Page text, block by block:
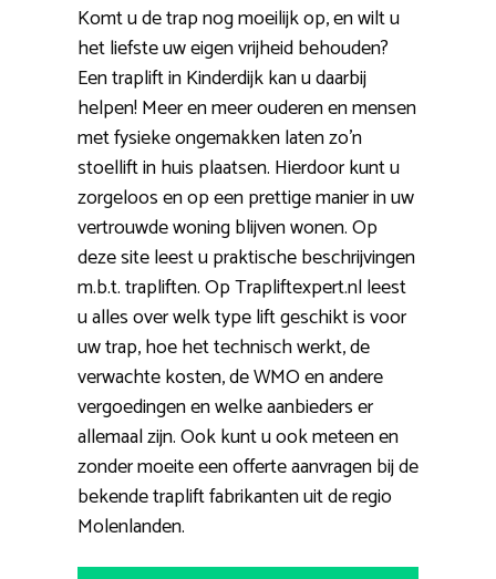
Komt u de trap nog moeilijk op, en wilt u
het liefste uw eigen vrijheid behouden?
Een traplift in Kinderdijk kan u daarbij
helpen! Meer en meer ouderen en mensen
met fysieke ongemakken laten zo’n
stoellift in huis plaatsen. Hierdoor kunt u
zorgeloos en op een prettige manier in uw
vertrouwde woning blijven wonen. Op
deze site leest u praktische beschrijvingen
m.b.t. trapliften. Op Trapliftexpert.nl leest
u alles over welk type lift geschikt is voor
uw trap, hoe het technisch werkt, de
verwachte kosten, de WMO en andere
vergoedingen en welke aanbieders er
allemaal zijn. Ook kunt u ook meteen en
zonder moeite een offerte aanvragen bij de
bekende traplift fabrikanten uit de regio
Molenlanden.